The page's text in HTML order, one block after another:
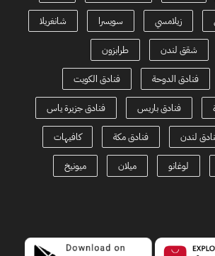
زيلامسي سويسرا شانغريلا
شقق لندن طرابزون
فنادق الدوحة فنادق الكويت
فنادق باريس فنادق جزيرة ياس
لندن فنادق مكة كافيهات
لوغانو ميلان ميونيخ